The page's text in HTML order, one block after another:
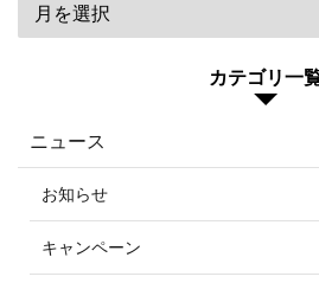
カテゴリ一
ニュース
お知らせ
キャンペーン